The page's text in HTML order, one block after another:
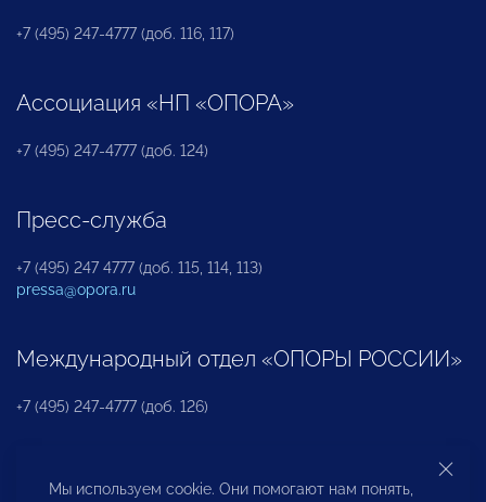
+7 (495) 247-4777 (доб. 116, 117)
Ассоциация «НП «ОПОРА»
+7 (495) 247-4777 (доб. 124)
Пресс-служба
+7 (495) 247 4777 (доб. 115, 114, 113)
pressa@opora.ru
Международный отдел «ОПОРЫ РОССИИ»
+7 (495) 247-4777 (доб. 126)
Бюро по защите прав предпринимателей и
Мы используем cookie. Они помогают нам понять,